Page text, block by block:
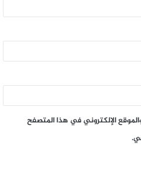
الإلكتروني في هذا المتصفح